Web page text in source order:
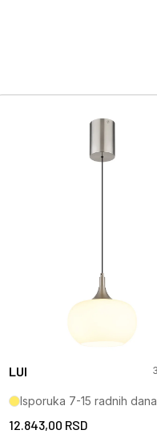
LUI
Isporuka 7-15 radnih dana
12.843,00 RSD